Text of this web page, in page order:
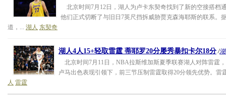
北京时间7月12日，湖人为卢卡东契奇找到了新的空接搭档
他们正式切断了与旧日7英尺挡拆威胁贾克森海耶斯的联系。
道，... 湖人 东契奇
湖人4人15+轻取雷霆 蒂耶罗20分屡秀暴扣卡尔18分 /
北京时间7月11日，NBA拉斯维加斯夏季联赛湖人对阵雷霆
卢马出色表现引领下，前三节压制雷霆取得20分领先优势。
人 雷霆